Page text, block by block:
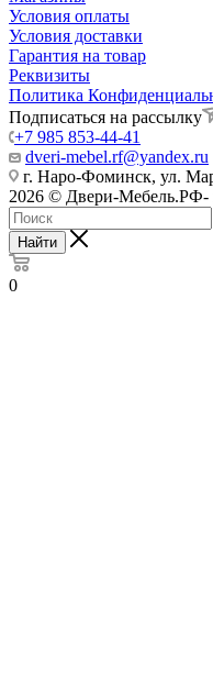
Условия оплаты
Условия доставки
Гарантия на товар
Реквизиты
Политика
Подписаться на рассылку
+7 985 853-44-41
dveri-mebel.rf@yandex.ru
г. Наро-Фоминск, ул.
2026 © Двери-Мебель.РФ-
Найти
0